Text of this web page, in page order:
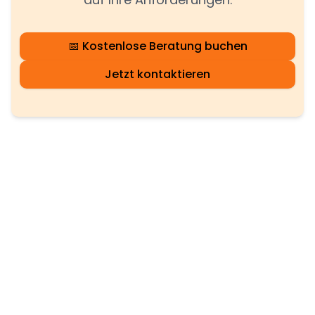
📅 Kostenlose Beratung buchen
Jetzt kontaktieren